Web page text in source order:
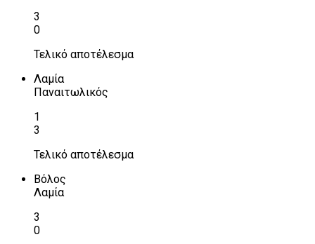
3
0
Τελικό αποτέλεσμα
Λαμία
Παναιτωλικός
1
3
Τελικό αποτέλεσμα
Βόλος
Λαμία
3
0